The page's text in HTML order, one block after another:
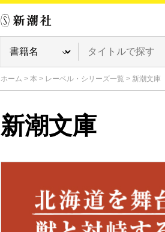
ホーム > 本 > レーベル・シリーズ一覧 > 新潮文庫
新潮文庫